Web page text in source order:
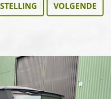
VOLGENDE